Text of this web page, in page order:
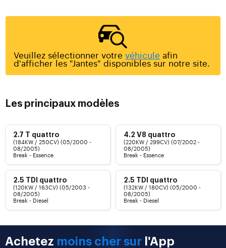
Veuillez sélectionner votre véhicule afin
d'afficher les "Jantes" disponibles sur notre site.
Les principaux modèles
2.7 T quattro
(184KW / 250CV) (05/2000 -
08/2005)
Break - Essence
4.2 V8 quattro
(220KW / 299CV) (07/2002 -
08/2005)
Break - Essence
2.5 TDI quattro
(120KW / 163CV) (05/2003 -
08/2005)
Break - Diesel
2.5 TDI quattro
(132KW / 180CV) (05/2000 -
08/2005)
Break - Diesel
Achetez moins cher sur l'App